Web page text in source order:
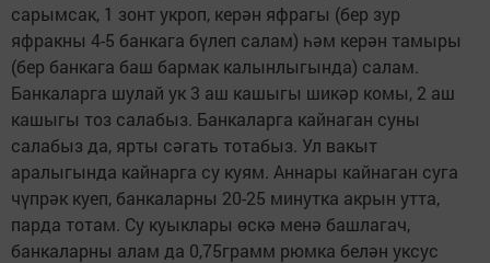
сарымсак, 1 зонт укроп, керән яфрагы (бер зур
яфракны 4-5 банкага бүлеп салам) һәм керән тамыры
(бер банкага баш бармак калынлыгында) салам.
Банкаларга шулай ук 3 аш кашыгы шикәр комы, 2 аш
кашыгы тоз салабыз. Банкаларга кайнаган суны
салабыз да, ярты сәгать тотабыз. Ул вакыт
аралыгында кайнарга су куям. Аннары кайнаган суга
чүпрәк куеп, банкаларны 20-25 минутка акрын утта,
парда тотам. Су куыклары өскә менә башлагач,
банкаларны алам да 0,75грамм рюмка белән уксус